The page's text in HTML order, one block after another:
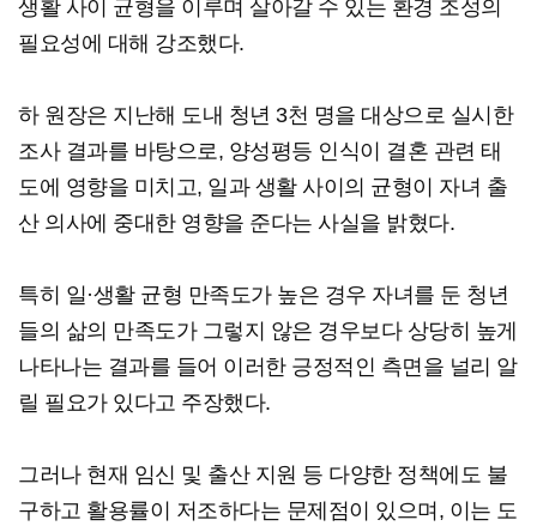
생활 사이 균형을 이루며 살아갈 수 있는 환경 조성의
필요성에 대해 강조했다.
하 원장은 지난해 도내 청년 3천 명을 대상으로 실시한
조사 결과를 바탕으로, 양성평등 인식이 결혼 관련 태
도에 영향을 미치고, 일과 생활 사이의 균형이 자녀 출
산 의사에 중대한 영향을 준다는 사실을 밝혔다.
특히 일·생활 균형 만족도가 높은 경우 자녀를 둔 청년
들의 삶의 만족도가 그렇지 않은 경우보다 상당히 높게
나타나는 결과를 들어 이러한 긍정적인 측면을 널리 알
릴 필요가 있다고 주장했다.
그러나 현재 임신 및 출산 지원 등 다양한 정책에도 불
구하고 활용률이 저조하다는 문제점이 있으며, 이는 도